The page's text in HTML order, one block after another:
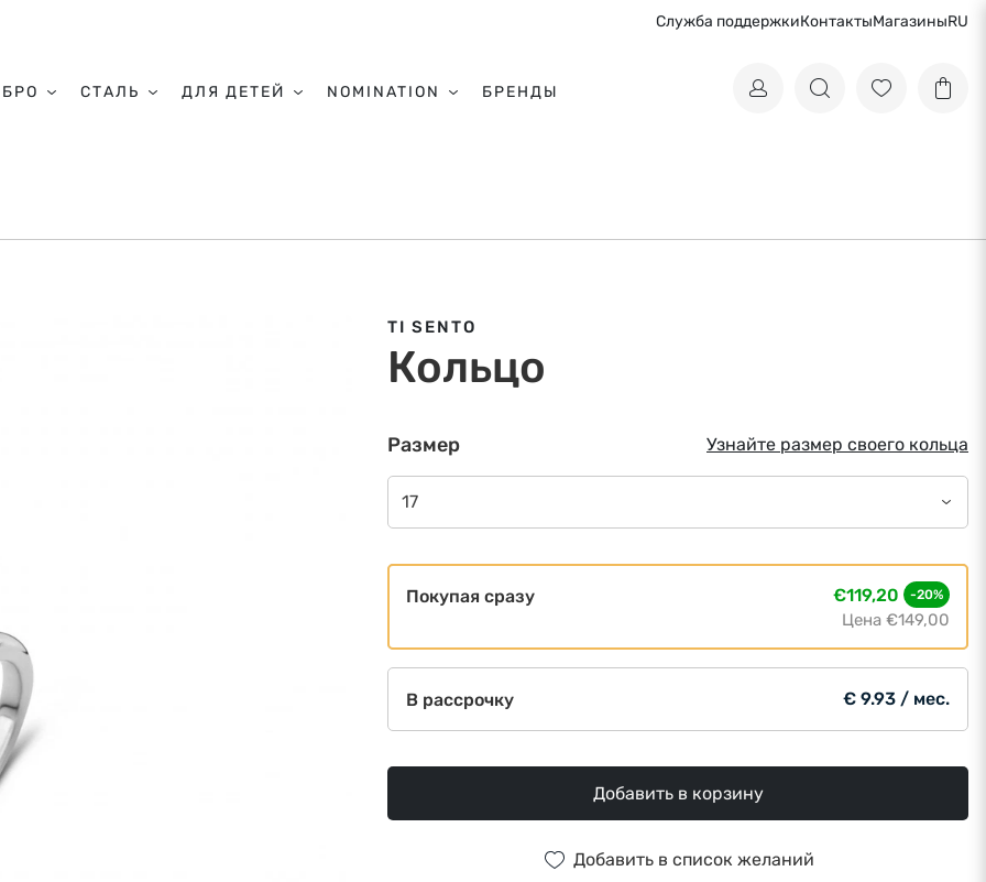
Служба поддержкиКонтактыМагазиныRU
СТАЛЬ ДЛЯ ДЕТЕЙ NOMINATION БРЕНДЫ
TI SENTO
Кольцо
Размер Узнайте размер своего кольца
17
Покупая сразу €119,20 -20%
Цена €149,00
В рассрочку € 9.93 / мес.
Добавить в корзину
Добавить в список желаний